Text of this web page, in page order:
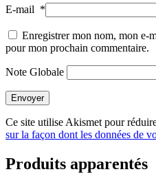
E-mail *
Enregistrer mon nom, mon e-
pour mon prochain commentaire.
Note Globale
Envoyer
Ce site utilise Akismet pour
sur la façon dont les données de
Produits apparentés